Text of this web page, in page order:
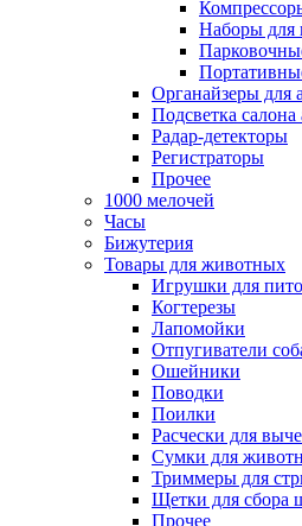
Наборы для
Органайзеры для
Подсветка салона
Радар-детекторы
Регистраторы
Прочее
1000 мелочей
Часы
Бижутерия
Товары для животных
Игрушки для
Когтерезы
Лапомойки
Отпугиватели
Ошейники
Поводки
Поилки
Расчески для
Сумки для
Триммеры для
Щетки для сбора
Прочее